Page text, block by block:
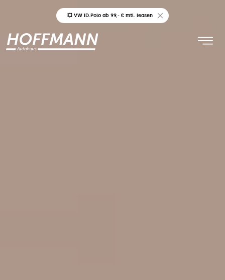
💥 VW ID.Polo ab 99,- € mtl. leasen